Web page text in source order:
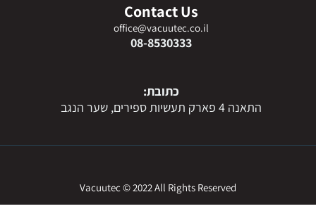
Contact Us
office@vacuutec.co.il
08-8530333
כתובת:
התאנה 4 פארק תעשיות ספירים, שער הנגב
Vacuutec © 2022 All Rights Reserved